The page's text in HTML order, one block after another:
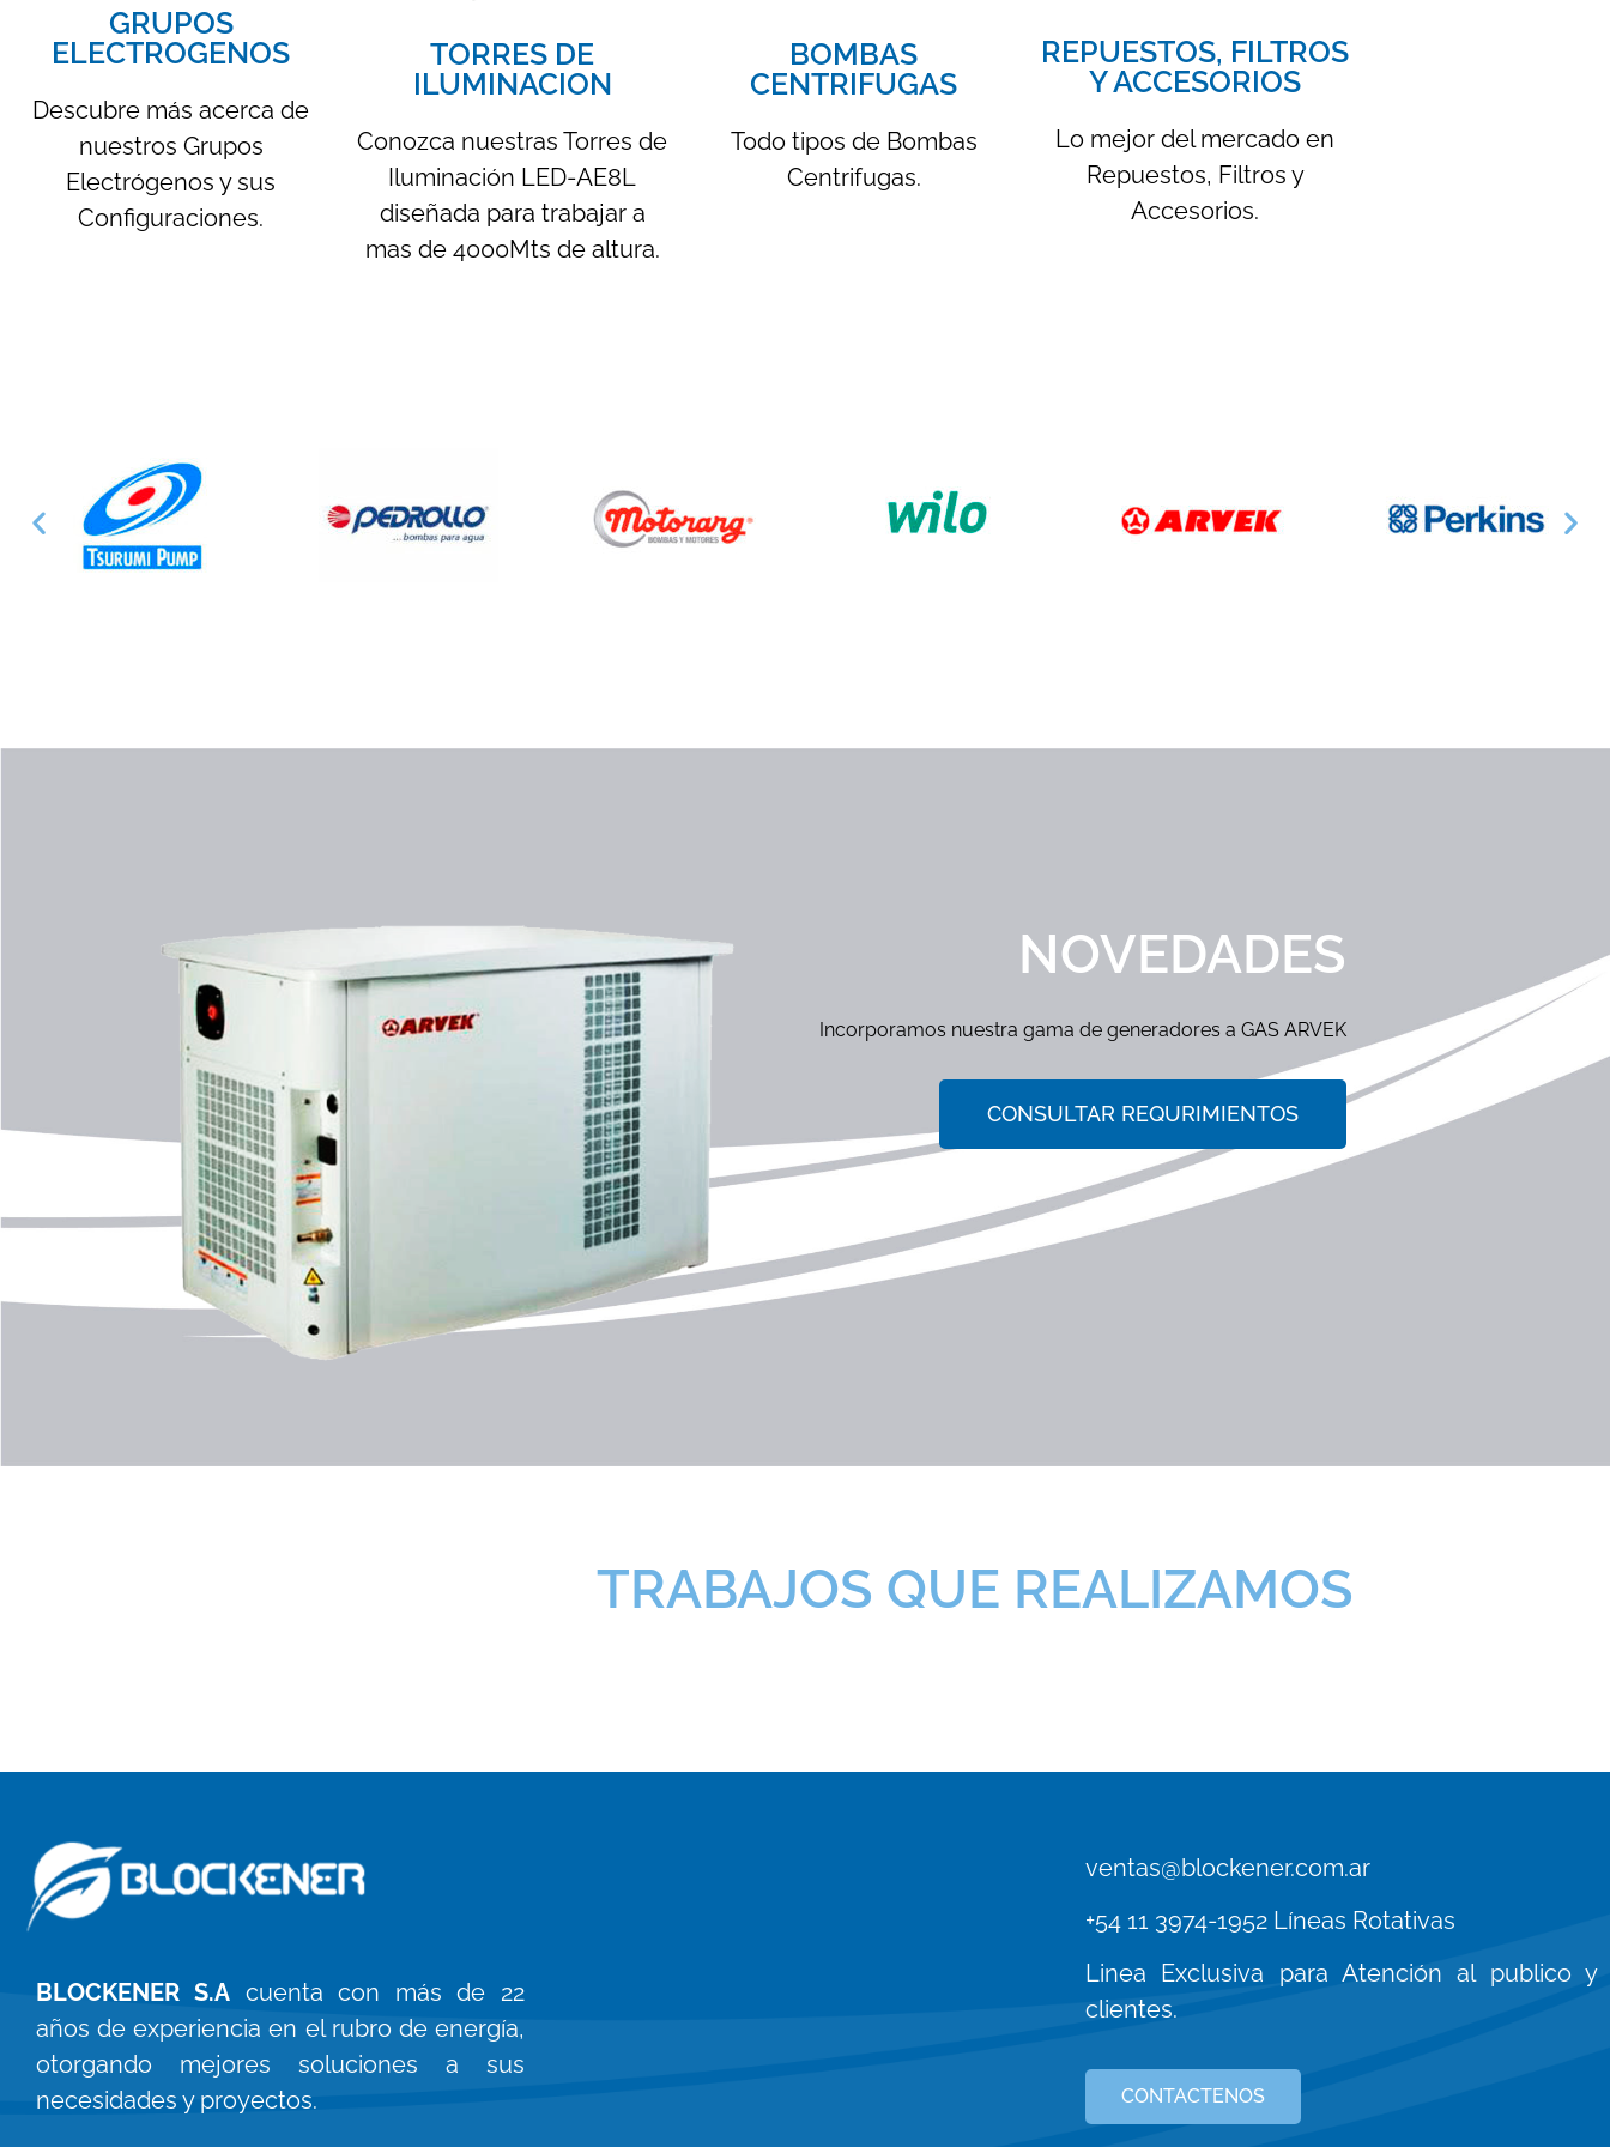
GRUPOS
ELECTROGENOS
Descubre más acerca de
nuestros Grupos
Electrógenos y sus
Configuraciones.
TORRES DE
ILUMINACION
Conozca nuestras Torres de
Iluminación LED-AE8L
diseñada para trabajar a
mas de 4000Mts de altura.
BOMBAS
CENTRIFUGAS
Todo tipos de Bombas
Centrifugas.
REPUESTOS, FILTROS
Y ACCESORIOS
Lo mejor del mercado en
Repuestos, Filtros y
Accesorios.
NOVEDADES
Incorporamos nuestra gama de generadores a GAS ARVEK
CONSULTAR REQURIMIENTOS
TRABAJOS QUE REALIZAMOS
BLOCKENER S.A cuenta con más de 22
años de experiencia en el rubro de energía,
otorgando mejores soluciones a sus
necesidades y proyectos.
ventas@blockener.com.ar
+54 11 3974-1952 Líneas Rotativas
Linea Exclusiva para Atención al publico y
clientes.
CONTACTENOS